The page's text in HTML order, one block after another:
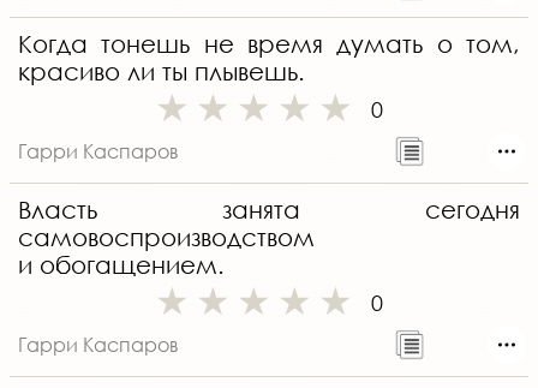
Когда тонешь не время думать о том,
красиво ли ты плывешь.
0
Гарри Каспаров
Власть занята сегодня
самовоспроизводством
и обогащением.
0
Гарри Каспаров